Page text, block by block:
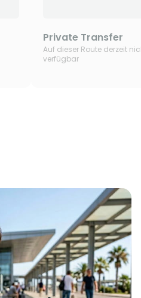
Private Transfer
Auf dieser Route derzeit
verfügbar